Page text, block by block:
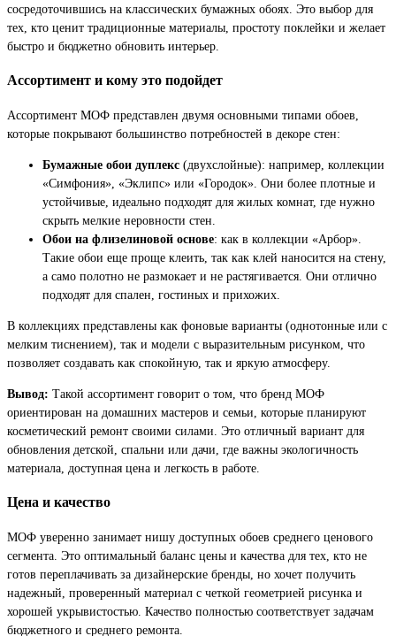
сосредоточившись на классических бумажных обоях. Это выбор для
тех, кто ценит традиционные материалы, простоту поклейки и желает
быстро и бюджетно обновить интерьер.
Ассортимент и кому это подойдет
Ассортимент МОФ представлен двумя основными типами обоев,
которые покрывают большинство потребностей в декоре стен:
Бумажные обои дуплекс (двухслойные): например, коллекции
«Симфония», «Эклипс» или «Городок». Они более плотные и
устойчивые, идеально подходят для жилых комнат, где нужно
скрыть мелкие неровности стен.
Обои на флизелиновой основе: как в коллекции «Арбор».
Такие обои еще проще клеить, так как клей наносится на стену,
а само полотно не размокает и не растягивается. Они отлично
подходят для спален, гостиных и прихожих.
В коллекциях представлены как фоновые варианты (однотонные или с
мелким тиснением), так и модели с выразительным рисунком, что
позволяет создавать как спокойную, так и яркую атмосферу.
Вывод: Такой ассортимент говорит о том, что бренд МОФ
ориентирован на домашних мастеров и семьи, которые планируют
косметический ремонт своими силами. Это отличный вариант для
обновления детской, спальни или дачи, где важны экологичность
материала, доступная цена и легкость в работе.
Цена и качество
МОФ уверенно занимает нишу доступных обоев среднего ценового
сегмента. Это оптимальный баланс цены и качества для тех, кто не
готов переплачивать за дизайнерские бренды, но хочет получить
надежный, проверенный материал с четкой геометрией рисунка и
хорошей укрывистостью. Качество полностью соответствует задачам
бюджетного и среднего ремонта.